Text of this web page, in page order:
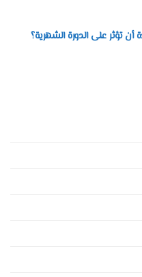
تؤثر على الدورة الشهرية؟